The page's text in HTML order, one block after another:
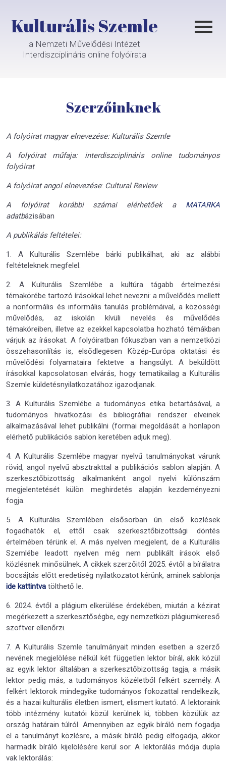
Kulturális Szemle
a Nemzeti Művelődési Intézet
Interdiszciplináris online folyóirata
Szerzőinknek
A folyóirat magyar elnevezése: Kulturális Szemle
A folyóirat műfaja: interdiszciplináris online tudományos
folyóirat
A folyóirat angol elnevezése: Cultural Review
A folyóirat korábbi számai elérhetőek a MATARKA
adatbázisában
A publikálás feltételei:
1. A Kulturális Szemlébe bárki publikálhat, aki az alábbi
feltételeknek megfelel.
2. A Kulturális Szemlébe a kultúra tágabb értelmezési
témakörébe tartozó írásokkal lehet nevezni: a művelődés mellett
a nonformális és informális tanulás problémáival, a közösségi
művelődés, az iskolán kívüli nevelés és művelődés
témaköreiben, illetve az ezekkel kapcsolatba hozható témákban
várjuk az írásokat. A folyóiratban fókuszban van a nemzetközi
összehasonlítás is, elsődlegesen Közép-Európa oktatási és
művelődési folyamataira fektetve a hangsúlyt. A beküldött
írásokkal kapcsolatosan elvárás, hogy tematikailag a Kulturális
Szemle küldetésnyilatkozatához igazodjanak.
3. A Kulturális Szemlébe a tudományos etika betartásával, a
tudományos hivatkozási és bibliográfiai rendszer elveinek
alkalmazásával lehet publikálni (formai megoldását a honlapon
elérhető publikációs sablon keretében adjuk meg).
4. A Kulturális Szemlébe magyar nyelvű tanulmányokat várunk
rövid, angol nyelvű absztrakttal a publikációs sablon alapján. A
szerkesztőbizottság alkalmanként angol nyelvi különszám
megjelentetését külön meghirdetés alapján kezdeményezni
fogja.
5. A Kulturális Szemlében elsősorban ún. első közlések
fogadhatók el, ettől csak szerkesztőbizottsági döntés
értelmében térünk el. A más nyelven megjelent, de a Kulturális
Szemlébe leadott nyelven még nem publikált írások első
közlésnek minősülnek. A cikkek szerzőitől 2025. évtől a bírálatra
bocsájtás előtt eredetiség nyilatkozatot kérünk, aminek sablonja
ide kattintva tölthető le.
6. 2024. évtől a plágium elkerülése érdekében, miután a kézirat
megérkezett a szerkesztőségbe, egy nemzetközi plágiumkereső
szoftver ellenőrzi.
7. A Kulturális Szemle tanulmányait minden esetben a szerző
nevének megjelölése nélkül két független lektor bírál, akik közül
az egyik lektor általában a szerkesztőbizottság tagja, a másik
lektor pedig más, a tudományos közéletből felkért személy. A
felkért lektorok mindegyike tudományos fokozattal rendelkezik,
és a hazai kulturális életben ismert, elismert kutató. A lektoraink
több intézmény kutatói közül kerülnek ki, többen közülük az
ország határain túlról. Amennyiben az egyik bíráló nem fogadja
el a tanulmányt közlésre, a másik bíráló pedig elfogadja, akkor
harmadik bíráló kijelölésére kerül sor. A lektorálás módja dupla
vak lektorálás: